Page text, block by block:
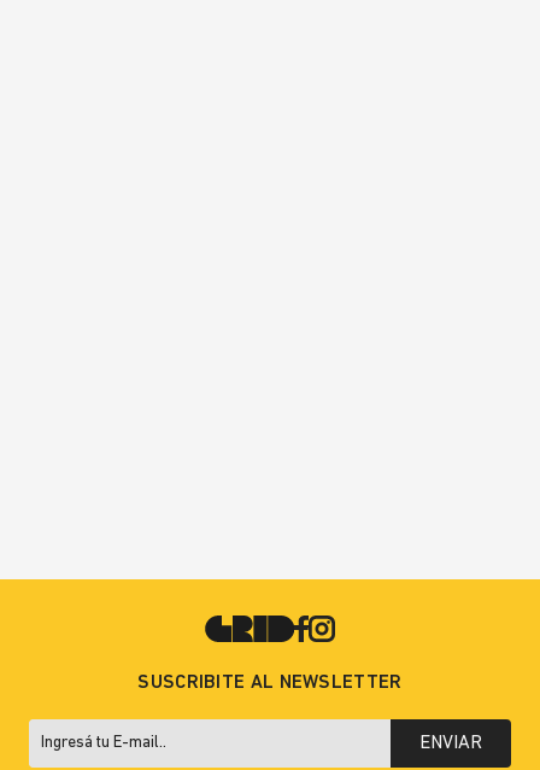
SUSCRIBITE AL NEWSLETTER
ENVIAR